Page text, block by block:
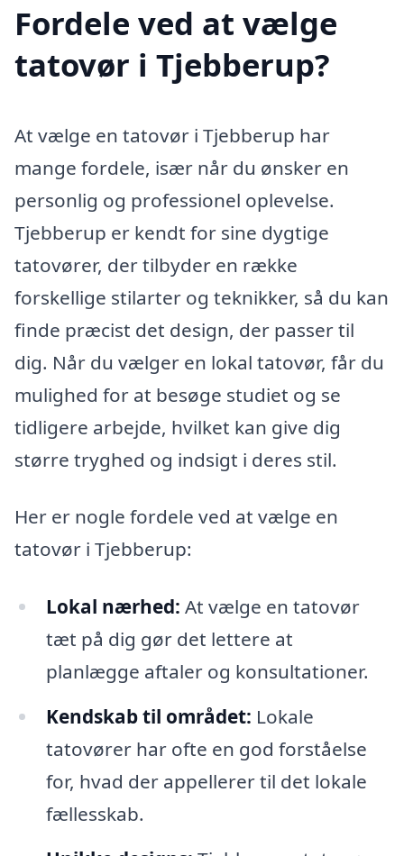
Fordele ved at vælge
tatovør i Tjebberup?
At vælge en tatovør i Tjebberup har
mange fordele, især når du ønsker en
personlig og professionel oplevelse.
Tjebberup er kendt for sine dygtige
tatovører, der tilbyder en række
forskellige stilarter og teknikker, så du kan
finde præcist det design, der passer til
dig. Når du vælger en lokal tatovør, får du
mulighed for at besøge studiet og se
tidligere arbejde, hvilket kan give dig
større tryghed og indsigt i deres stil.
Her er nogle fordele ved at vælge en
tatovør i Tjebberup:
Lokal nærhed: At vælge en tatovør
tæt på dig gør det lettere at
planlægge aftaler og konsultationer.
Kendskab til området: Lokale
tatovører har ofte en god forståelse
for, hvad der appellerer til det lokale
fællesskab.